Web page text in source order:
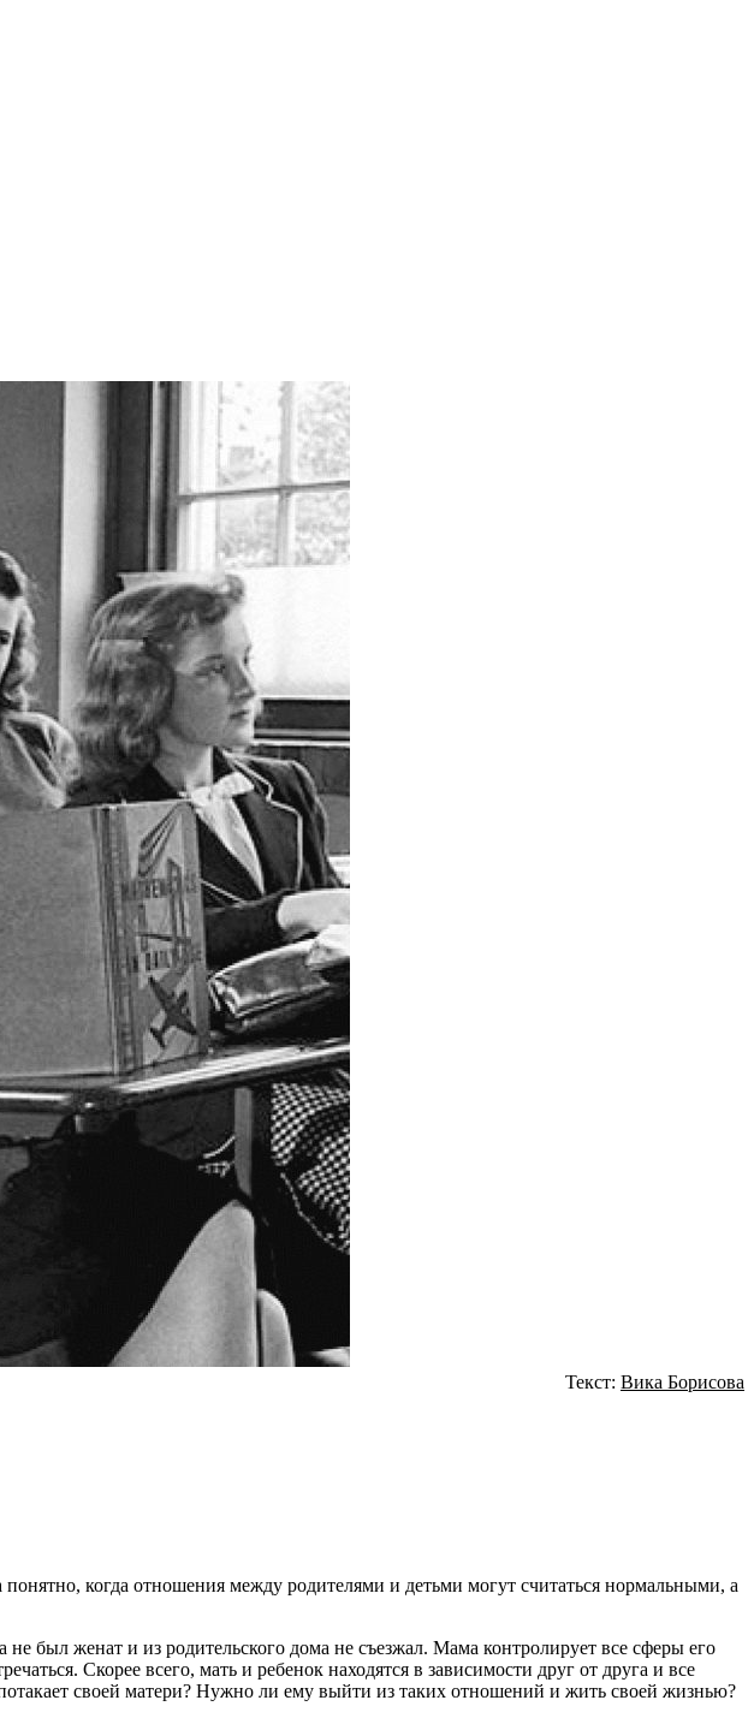
Текст: Вика Борисова
когда отношения между родителями и детьми могут считаться нормальными, а
был женат и из родительского дома не съезжал. Мама контролирует все сферы его
Скорее всего, мать и ребенок находятся в зависимости друг от друга и все
своей матери? Нужно ли ему выйти из таких отношений и жить своей жизнью?